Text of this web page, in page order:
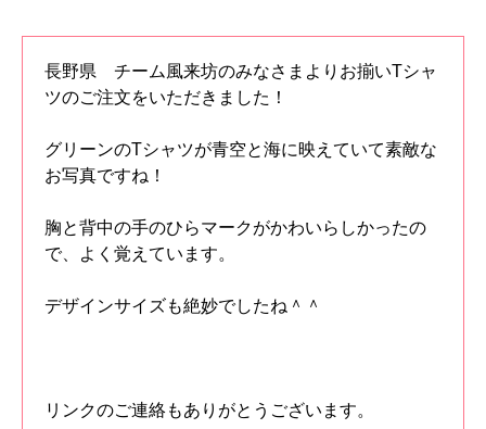
長野県 チーム風来坊のみなさまよりお揃いTシャ
ツのご注文をいただきました！
グリーンのTシャツが青空と海に映えていて素敵な
お写真ですね！
胸と背中の手のひらマークがかわいらしかったの
で、よく覚えています。
デザインサイズも絶妙でしたね＾＾
リンクのご連絡もありがとうございます。